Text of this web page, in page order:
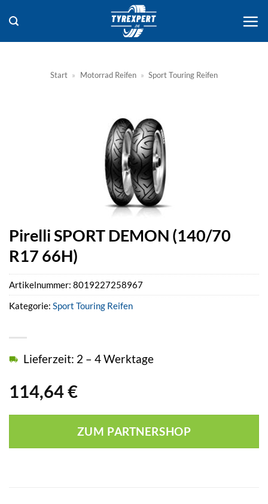
Inhalt
springen
Start » Motorrad Reifen » Sport Touring Reifen
Pirelli SPORT DEMON (140/70
R17 66H)
114,64€
Lieferzeit: 2 – 4 Werktage
ZUM PARTNERSHOP
Artikelnummer: 8019227258967
Kategorie: Sport Touring Reifen